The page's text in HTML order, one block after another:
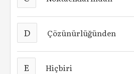
D Çözünürlüğünden
E Hiçbiri